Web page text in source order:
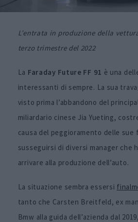
L’entrata in produzione della
terzo trimestre del 2022
La Faraday Future FF 91 è una
interessanti di sempre. La sua
visto prima l’abbandono del
miliardario cinese Jia Yueting,
causa del peggioramento delle sue
susseguirsi di diversi manager che
arrivare alla produzione dell’auto.
La situazione sembra essersi
tanto che Carsten Breitfeld, ex
Bmw alla guida dell’azienda dal